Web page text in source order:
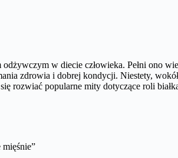
w diecie człowieka. Pełni ono
zdrowia i dobrej kondycji. Niestety,
rozwiać popularne mity dotyczące roli